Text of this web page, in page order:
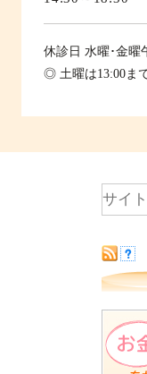
休診日 水曜･金曜
◎ 土曜は13:00ま